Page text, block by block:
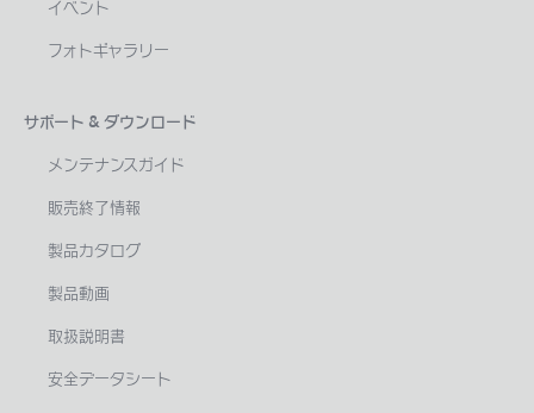
イベント
フォトギャラリー
サポート & ダウンロード
メンテナンスガイド
販売終了情報
製品カタログ
製品動画
取扱説明書
安全データシート